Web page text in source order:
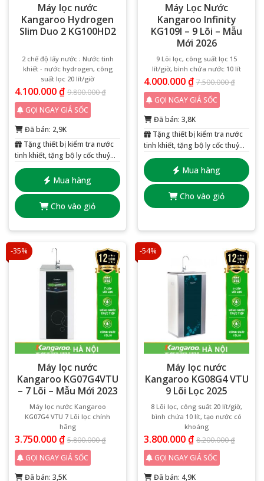
Máy lọc nước
Kangaroo Hydrogen
Slim Duo 2 KG100HD2
2 chế độ lấy nước : Nước tinh
khiết - nước hydrogen, công
suất lọc 20 lít/giờ
4.100.000₫ 9.800.000₫
Mua hàng
Cho vào giỏ
GỌI NGAY GIÁ SỐC
Đã bán: 2,9K
Tặng thiết bị kiểm tra nước
tinh khiết, tặng bộ ly cốc thuỷ
tinh 6 chiếc
Máy Lọc Nước
Kangaroo Infinity
KG109I – 9 Lõi – Mẫu
Mới 2026
9 Lõi lọc, công suất lọc 15
lít/giờ, bình chứa nước 10 lít
4.000.000₫ 7.500.000₫
Mua hàng
Cho vào giỏ
GỌI NGAY GIÁ SỐC
Đã bán: 3,8K
Tặng thiết bị kiểm tra nước
tinh khiết, tặng bộ ly cốc thuỷ
tinh 6 chiếc
-35%
Máy lọc nước
Kangaroo KG07G4VTU
– 7 Lõi – Mẫu Mới 2023
Máy lọc nước Kangaroo
KG07G4 VTU 7 Lõi lọc chính
hãng
3.750.000₫ 5.800.000₫
GỌI NGAY GIÁ SỐC
Đã bán: 3,5K
-54%
Máy lọc nước
Kangaroo KG08G4 VTU
9 Lõi Lọc 2025
8 Lõi lọc, công suất 20 lít/giờ,
bình chứa 10 lít, tạo nước có
khoáng
3.800.000₫ 8.200.000₫
GỌI NGAY GIÁ SỐC
Đã bán: 4,9K